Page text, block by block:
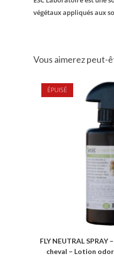
végétaux appliqués aux
Vous aimerez peut-
ÉPUISÉ
FLY NEUTRAL
cheval – Lotion